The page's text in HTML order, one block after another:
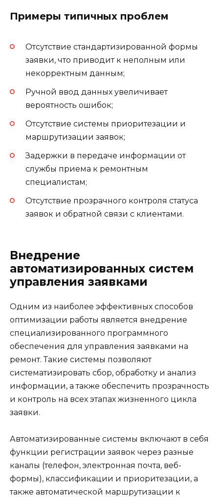
Примеры типичных проблем
Отсутствие стандартизированной формы
заявки, что приводит к неполным или
некорректным данным;
Ручной ввод данных увеличивает
вероятность ошибок;
Отсутствие системы приоритезации и
маршрутизации заявок;
Задержки в передаче информации от
службы приема к ремонтным
специалистам;
Отсутствие прозрачного контроля статуса
заявок и обратной связи с клиентами.
Внедрение
автоматизированных систем
управления заявками
Одним из наиболее эффективных способов
оптимизации работы является внедрение
специализированного программного
обеспечения для управления заявками на
ремонт. Такие системы позволяют
систематизировать сбор, обработку и анализ
информации, а также обеспечить прозрачность
и контроль на всех этапах жизненного цикла
заявки.
Автоматизированные системы включают в себя
функции регистрации заявок через разные
каналы (телефон, электронная почта, веб-
формы), классификации и приоритезации, а
также автоматической маршрутизации к